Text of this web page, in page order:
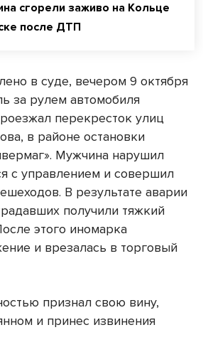
сгорели заживо на Кольце
после ДТП
в суде, вечером 9 октября
за рулем автомобиля
перекресток улиц
в районе остановки
Мужчина нарушил
с управлением и совершил
В результате аварии
получили тяжкий
этого иномарка
и врезалась в торговый
признал свою вину,
и принес извинения